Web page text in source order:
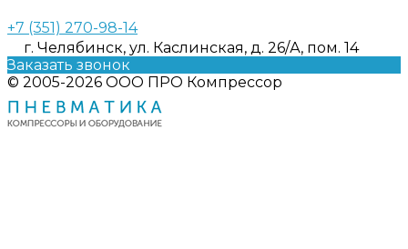
+7 (351) 270-98-14
г. Челябинск, ул. Каслинская, д. 26/А, пом. 14
Заказать звонок
© 2005-2026 ООО ПРО Компрессор